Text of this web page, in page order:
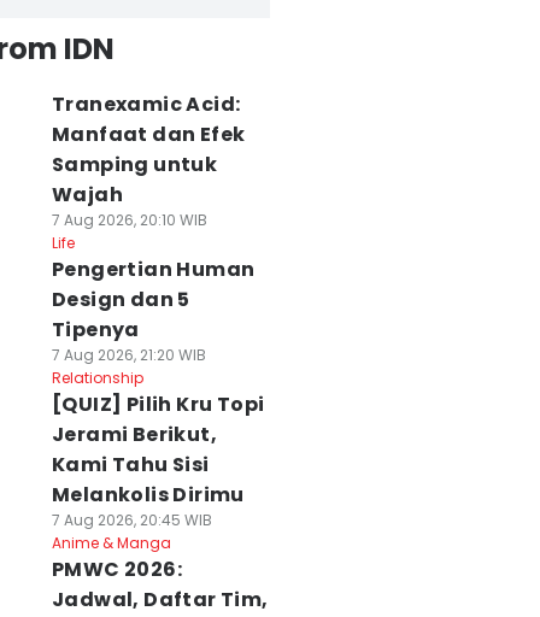
IDN
Tranexamic Acid:
Manfaat dan Efek
Samping untuk
Wajah
7 Aug 2026, 20:10 WIB
Life
Pengertian Human
Design dan 5
Tipenya
7 Aug 2026, 21:20 WIB
Relationship
[QUIZ] Pilih Kru Topi
Jerami Berikut,
Kami Tahu Sisi
Melankolis Dirimu
7 Aug 2026, 20:45 WIB
Anime & Manga
PMWC 2026:
Jadwal, Daftar Tim,